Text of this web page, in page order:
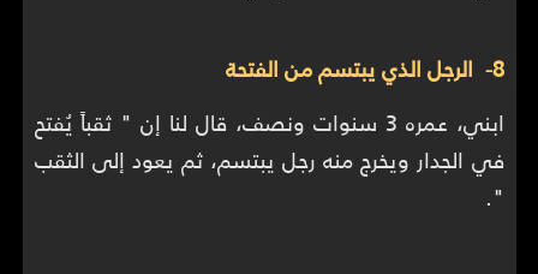
8- الرجل الذي يبتسم من الفتحة
ابني، عمره 3 سنوات ونصف، قال لنا إن " ثقباً يُفتح
في الجدار ويخرج منه رجل يبتسم، ثم يعود إلى الثقب
".